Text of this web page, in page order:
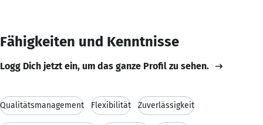
Fähigkeiten und Kenntnisse
Logg Dich jetzt ein, um das ganze Profil zu sehen.
Qualitätsmanagement Flexibilität Zuverlässigkeit